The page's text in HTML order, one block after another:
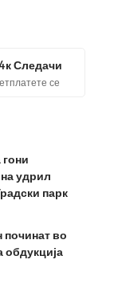
Следачи
се
удрил
парк
починат во
обдукција